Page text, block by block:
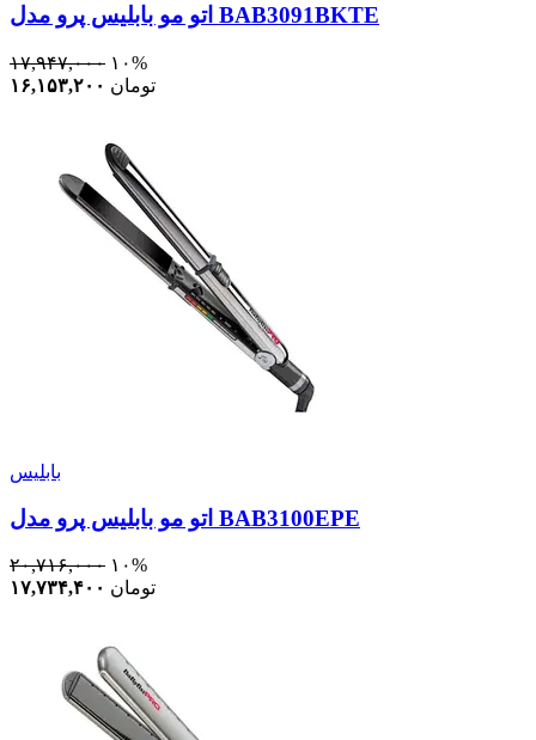
اتو مو بابلیس پرو مدل BAB3091BKTE
۱۷,۹۴۷,۰۰۰ ۱۰%
۱۶,۱۵۳,۲۰۰ تومان
بابلیس
اتو مو بابلیس پرو مدل BAB3100EPE
۲۰,۷۱۶,۰۰۰ ۱۰%
۱۷,۷۳۴,۴۰۰ تومان